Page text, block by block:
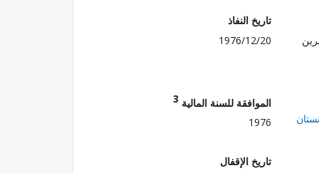
تاريخ النفاذ
1976/12/20
الموافقة للسنة المالية 3
1976
تاريخ الإقفال